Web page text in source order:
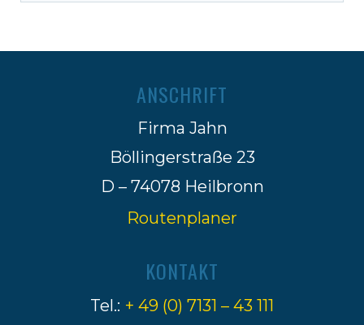
ANSCHRIFT
Firma Jahn
Böllingerstraße 23
D – 74078 Heilbronn
Routenplaner
KONTAKT
Tel.: + 49 (0) 7131 – 43 111